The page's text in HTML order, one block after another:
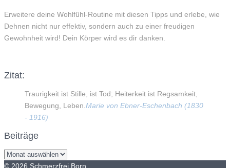
Erweitere deine Wohlfühl-Routine mit diesen Tipps und erlebe, wie
Dehnen nicht nur effektiv, sondern auch zu einer freudigen
Gewohnheit wird! Dein Körper wird es dir danken.
Zitat:
Traurigkeit ist Stille, ist Tod; Heiterkeit ist Regsamkeit,
Bewegung, Leben. Marie von Ebner-Eschenbach (1830
- 1916)
Beiträge
Beiträge
© 2026 Schmerzfrei Born